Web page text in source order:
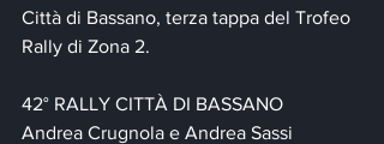
Città di Bassano, terza tappa del Trofeo
Rally di Zona 2.
42° RALLY CITTÀ DI BASSANO
Andrea Crugnola e Andrea Sassi